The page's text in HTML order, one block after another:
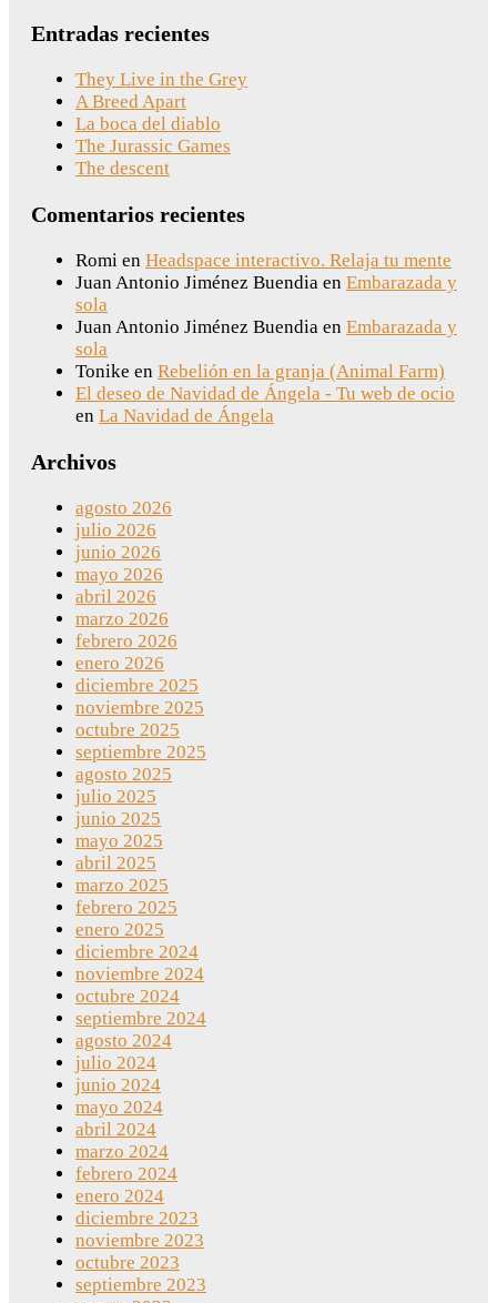
Entradas recientes
They Live in the Grey
A Breed Apart
La boca del diablo
The Jurassic Games
The descent
Comentarios recientes
Romi en Headspace interactivo. Relaja tu mente
Juan Antonio Jiménez Buendia en Embarazada y
sola
Juan Antonio Jiménez Buendia en Embarazada y
sola
Tonike en Rebelión en la granja (Animal Farm)
El deseo de Navidad de Ángela - Tu web de ocio
en La Navidad de Ángela
Archivos
agosto 2026
julio 2026
junio 2026
mayo 2026
abril 2026
marzo 2026
febrero 2026
enero 2026
diciembre 2025
noviembre 2025
octubre 2025
septiembre 2025
agosto 2025
julio 2025
junio 2025
mayo 2025
abril 2025
marzo 2025
febrero 2025
enero 2025
diciembre 2024
noviembre 2024
octubre 2024
septiembre 2024
agosto 2024
julio 2024
junio 2024
mayo 2024
abril 2024
marzo 2024
febrero 2024
enero 2024
diciembre 2023
noviembre 2023
octubre 2023
septiembre 2023